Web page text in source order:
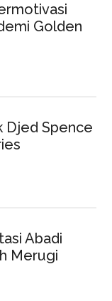
Golden
Djed Spence
Abadi
Merugi